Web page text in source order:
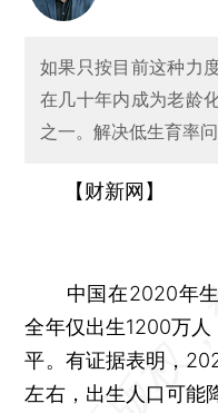
如果只按目前这种力
在几十年内成为老龄
之一。解决低生育率
【财新网】
中国在2020年生
全年仅出生1200万
平。有证据表明，
左右，出生人口可能